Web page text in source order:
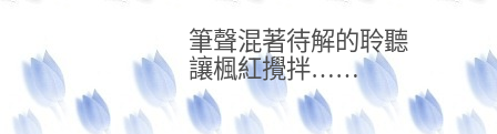
筆聲混著待解的聆聽
讓楓紅攪拌……